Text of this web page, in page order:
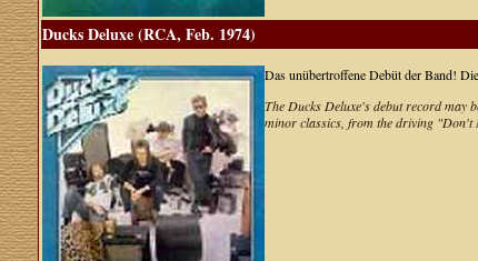
Ducks Deluxe (RCA, Feb. 1974)
Das unübertroffene Debüt der Band!
The Ducks Deluxe's debut record may
minor classics, from the driving "Don't